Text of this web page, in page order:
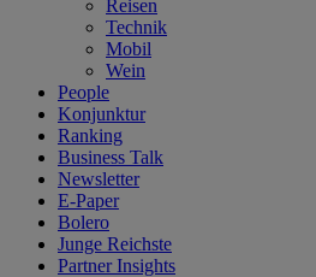
Reisen
Technik
Mobil
Wein
People
Konjunktur
Ranking
Business Talk
Newsletter
E-Paper
Bolero
Junge Reichste
Partner Insights